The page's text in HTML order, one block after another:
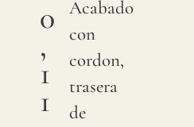
0
,
1
1
Acabado
con
cordon,
trasera
de